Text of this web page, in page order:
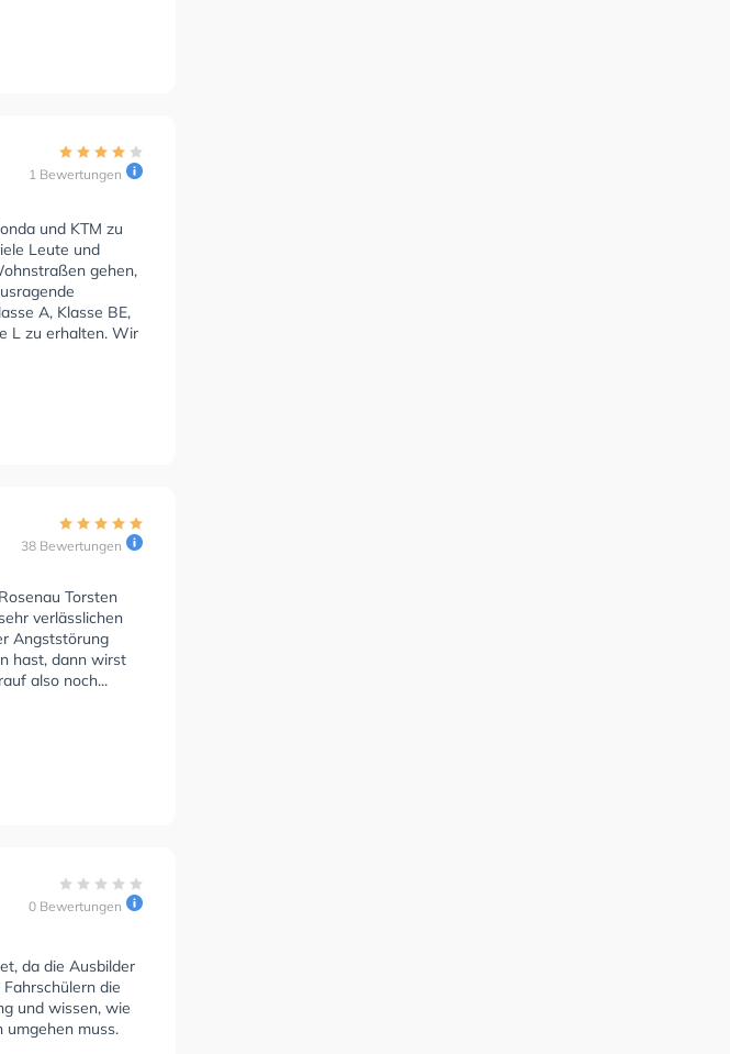
1 Bewertungen
und KTM zu
Leute und
gehen,
A, Klasse BE,
L zu erhalten. Wir
absolvieren, um
online anfragen.
38 Bewertungen
Torsten
verlässlichen
Angststörung
hast, dann wirst
also noch...
0 Bewertungen
da die Ausbilder
die
und wissen, wie
umgehen muss.